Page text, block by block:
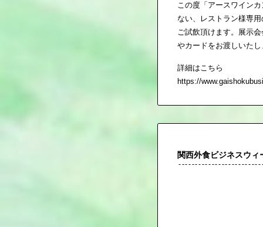
この度「アースワイン
ない、レストラン様専
ご試飲頂けます。展示
やカードをお渡しいた
詳細はこちら
https://
関西外食ビジネスウ